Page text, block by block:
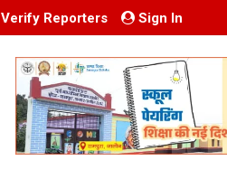
Verify Reporters Sign In